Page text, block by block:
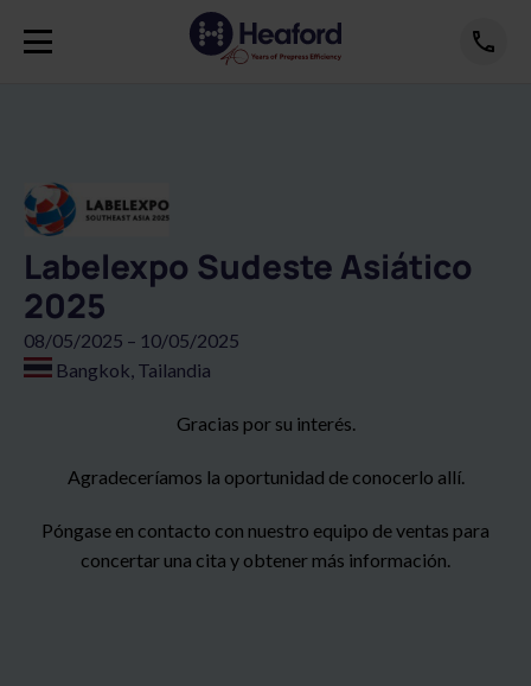
Labelexpo Sudeste Asiático
2025
08/05/2025 – 10/05/2025
Bangkok, Tailandia
Gracias por su interés.
Agradeceríamos la oportunidad de conocerlo allí.
Póngase en contacto con nuestro equipo de ventas para
concertar una cita y obtener más información.